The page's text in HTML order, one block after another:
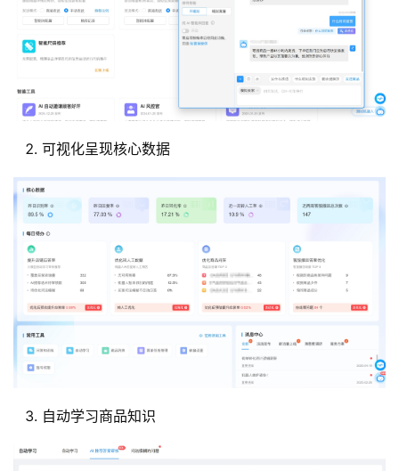
可视化呈现核心数据
自动学习商品知识